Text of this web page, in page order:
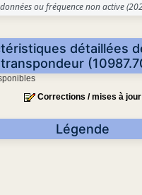
ou fréquence non active
détaillées
transpondeur
Corrections / mises à jour
Légende